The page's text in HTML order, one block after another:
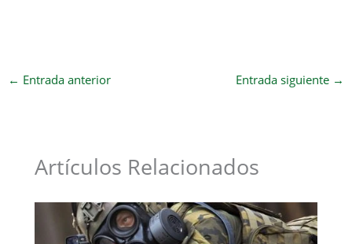
← Entrada anterior Entrada siguiente →
Artículos Relacionados